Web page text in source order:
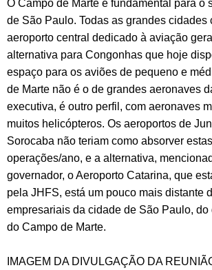
O Campo de Marte é fundamental para o
de São Paulo. Todas as grandes cidades
aeroporto central dedicado à aviação
alternativa para Congonhas que hoje
espaço para os aviões de pequeno e
de Marte não é o de grandes aeronaves
executiva, é outro perfil, com aeronaves
muitos helicópteros. Os aeroportos de
Sorocaba não teriam como absorver
operações/ano, e a alternativa,
governador, o Aeroporto Catarina, que
pela JHFS, está um pouco mais distante
empresariais da cidade de São Paulo, do
do Campo de Marte.
IMAGEM DA DIVULGAÇÃO DA